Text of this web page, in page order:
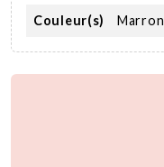
Couleur(s) Marron